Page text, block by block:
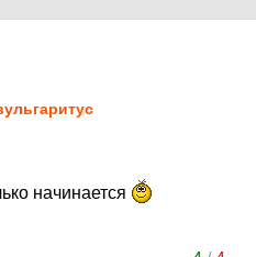
начинается